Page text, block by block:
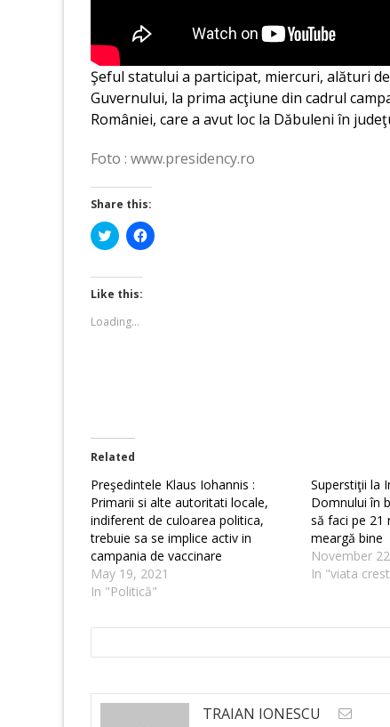
Şeful statului a participat, miercuri, alături
Guvernului, la prima acţiune din cadrul
României, care a avut loc la Dăbuleni în
Foto : www.presidency.ro
Share this:
Click
to
Twitter
(Opens
in
new
window)
Click
to
Like this:
Loading...
Related
Preşedintele Klaus Iohannis :
Primarii si alte autoritati locale,
indiferent de culoarea politica,
trebuie sa se implice activ in
campania de vaccinare
May 19, 2021
In "Politică"
Superstiţii la
Domnului în
să faci pe 21
meargă bine
November
In "viata
TRAIAN IONESCU